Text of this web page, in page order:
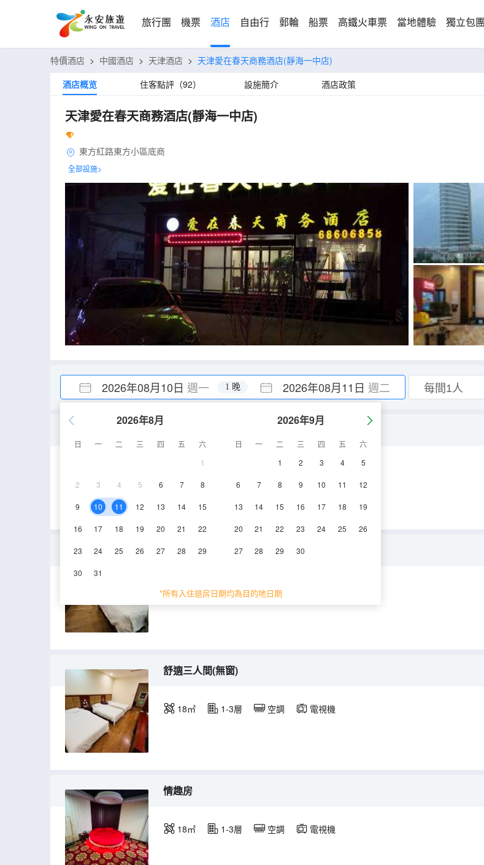
旅行團 機票 酒店 自由行 郵輪 船票 高鐵火車票 當地體驗 獨立包團
特價酒店 > 中國酒店 > 天津酒店 > 天津愛在春天商務酒店(靜海一中店)
酒店概览
住客點評（92） 設施簡介 酒店政策
天津愛在春天商務酒店(靜海一中店)
東方紅路東方小區底商
全部設施>
2026年08月10日 週一 2026年08月11日 週二
1 晚
2026年8月
日 一 二 三 四 五
六
1
2 3 4 5 6 7 8
9 10 11 12 13 14 15
16 17 18 19 20 21 22
23 24 25 26 27 28 29
30 31
2026年9月
日 一 二 三 四 五
六
1
2 3 4 5
6 7 8 9 10 11 12
13 14 15 16 17 18 19
20 21 22 23 24 25 26
27 28 29 30
*所有入住退房日期均為目的地日期
電視機
特惠標準間(無窗)
12㎡ 1-4層 空調
舒適三人間(無窗)
18㎡ 1-3層 空調 電視機
情趣房
18㎡ 1-3層 空調 電視機